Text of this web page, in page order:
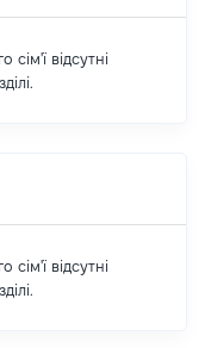
відсутні
відсутні